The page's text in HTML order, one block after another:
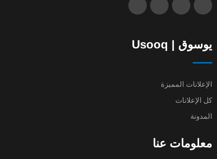
يوسوق | Usooq
الإعلانات المميزة
كل الإعلانات
المدونة
معلومات عنا